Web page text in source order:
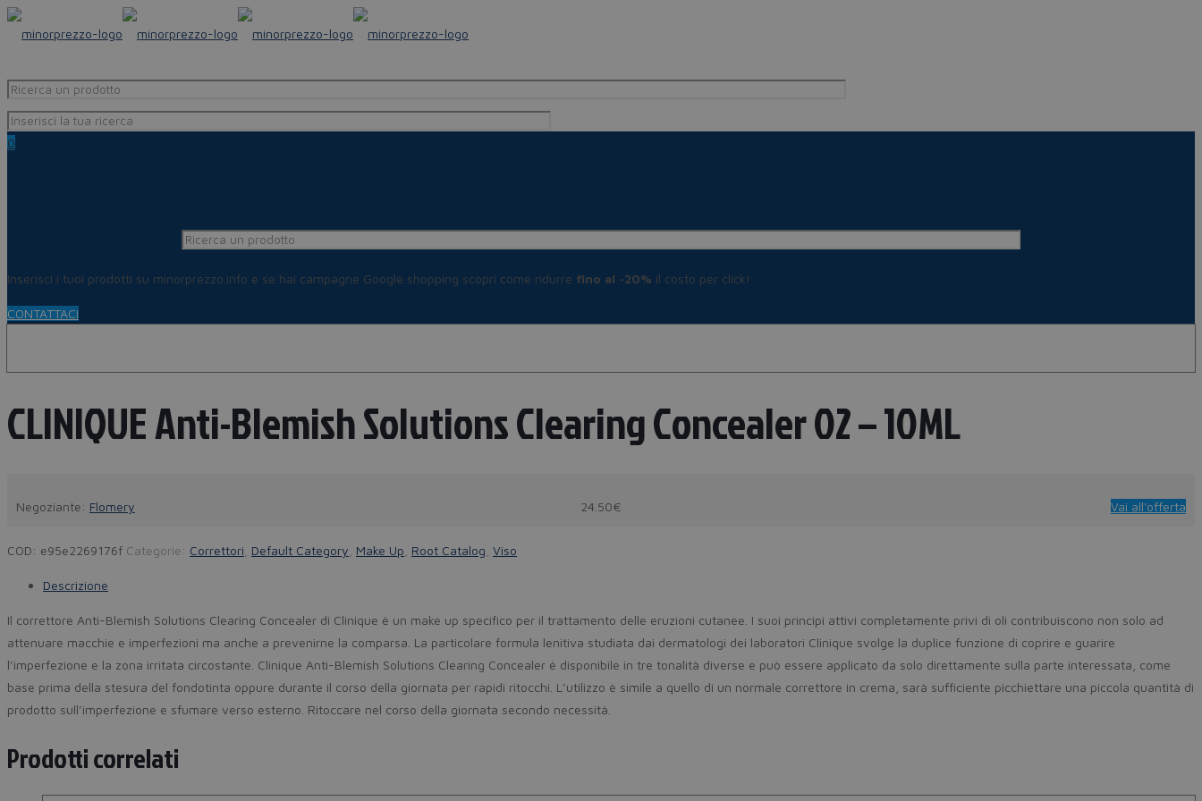
0
Inserisci i tuoi prodotti su minorprezzo.info e se hai campagne Google shopping scopri come ridurre fino al -20% il costo per click!
CONTATTACI
CLINIQUE Anti-Blemish Solutions Clearing Concealer 02 – 10ML
Negoziante: Flomery 24.50€ Vai all'offerta
COD: e95e2269176f Categorie: Correttori Default Category Make Up Root Catalog Viso
Descrizione
Il correttore Anti-Blemish Solutions Clearing Concealer di Clinique è un make up specifico per il trattamento delle eruzioni cutanee. I suoi principi attivi completamente privi di oli contribuiscono non solo ad
attenuare macchie e imperfezioni ma anche a prevenirne la comparsa. La particolare formula lenitiva studiata dai dermatologi dei laboratori Clinique svolge la duplice funzione di coprire e guarire
l’imperfezione e la zona irritata circostante. Clinique Anti-Blemish Solutions Clearing Concealer è disponibile in tre tonalità diverse e può essere applicato da solo direttamente sulla parte interessata, come
base prima della stesura del fondotinta oppure durante il corso della giornata per rapidi ritocchi. L’utilizzo è simile a quello di un normale correttore in crema, sarà sufficiente picchiettare una piccola quantità di
prodotto sull’imperfezione e sfumare verso esterno. Ritoccare nel corso della giornata secondo necessità.
Prodotti correlati